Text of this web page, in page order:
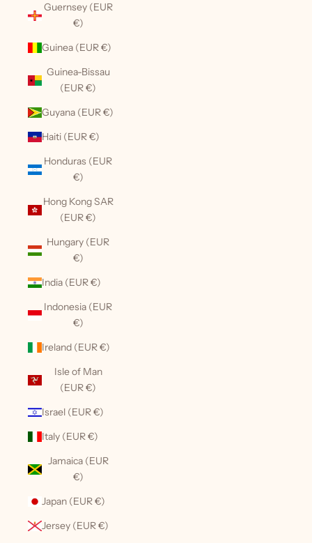
Guernsey (EUR
€)
Guinea (EUR €)
Guinea-Bissau
(EUR €)
Guyana (EUR €)
Haiti (EUR €)
Honduras (EUR
€)
Hong Kong SAR
(EUR €)
Hungary (EUR
€)
India (EUR €)
Indonesia (EUR
€)
Ireland (EUR €)
Isle of Man
(EUR €)
Israel (EUR €)
Italy (EUR €)
Jamaica (EUR
€)
Japan (EUR €)
Jersey (EUR €)